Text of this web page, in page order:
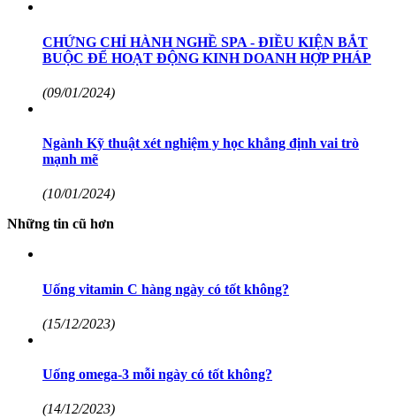
CHỨNG CHỈ HÀNH NGHỀ SPA - ĐIỀU KIỆN BẮT
BUỘC ĐỂ HOẠT ĐỘNG KINH DOANH HỢP PHÁP
(09/01/2024)
Ngành Kỹ thuật xét nghiệm y học khẳng định vai trò
mạnh mẽ
(10/01/2024)
Những tin cũ hơn
Uống vitamin C hàng ngày có tốt không?
(15/12/2023)
Uống omega-3 mỗi ngày có tốt không?
(14/12/2023)